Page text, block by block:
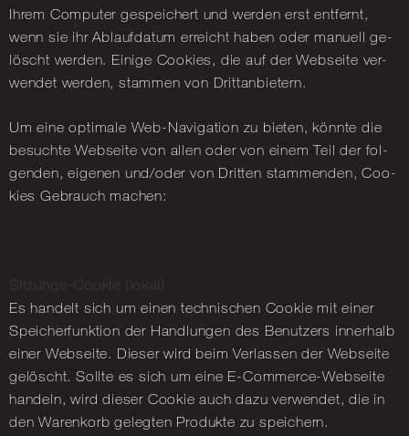
Ihrem Com­pu­ter ge­spei­chert und wer­den erst ent­fernt,
wenn sie ihr Ab­lauf­da­tum er­reicht haben oder ma­nu­ell ge­
löscht wer­den. Ei­ni­ge Coo­kies, die auf der Web­sei­te ver­
wen­det wer­den, stam­men von Dritt­an­bie­tern.
Um eine op­ti­ma­le Web-Na­vi­ga­ti­on zu bie­ten, könn­te die
be­such­te Web­sei­te von allen oder von einem Teil der fol­
gen­den, ei­ge­nen und/oder von Drit­ten stam­men­den, Coo­
kies Ge­brauch ma­chen:
Es han­delt sich um einen tech­ni­schen Coo­kie mit einer
Spei­cher­funk­ti­on der Hand­lun­gen des Be­nut­zers in­ner­halb
einer Web­sei­te. Die­ser wird beim Ver­las­sen der Web­sei­te
ge­löscht. Soll­te es sich um eine E-Com­mer­ce-Web­sei­te
han­deln, wird die­ser Coo­kie auch dazu ver­wen­det, die in
den Wa­ren­korb ge­leg­ten Pro­duk­te zu spei­chern.